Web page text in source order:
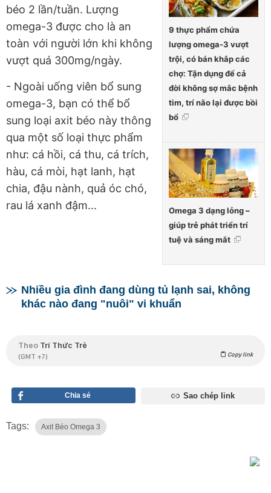
9 thực phẩm chứa
lượng omega-3 vượt
trội, có bán khắp các
chợ: Tận dụng để cả
đời không sợ mắc bệnh
tim, trí não lại được bồi
bổ
Omega 3 dạng lỏng –
giúp trẻ phát triển trí
tuệ và sáng mắt
béo 2 lần/tuần. Lượng
omega-3 được cho là an
toàn với người lớn khi không
vượt quá 300mg/ngày.
- Ngoài uống viên bổ sung
omega-3, bạn có thể bổ
sung loại axit béo này thông
qua một số loại thực phẩm
như: cá hồi, cá thu, cá trích,
hàu, cá mòi, hạt lanh, hạt
chia, đậu nành, quả óc chó,
rau lá xanh đậm...
Nhiều gia đình đang dùng tủ lạnh sai, không
khác nào đang "nuôi" vi khuẩn
Theo Trí Thức Trẻ
(GMT +7) Copy link
Chia sẻ Sao chép link
Tags: Axit Béo Omega 3